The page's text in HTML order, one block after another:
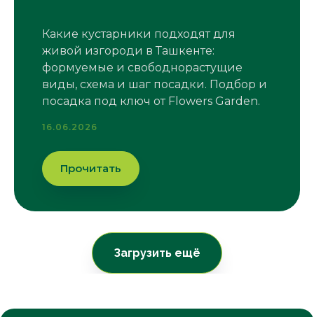
Какие кустарники подходят для
живой изгороди в Ташкенте:
формуемые и свободнорастущие
виды, схема и шаг посадки. Подбор и
посадка под ключ от Flowers Garden.
16.06.2026
Прочитать
Загрузить ещё